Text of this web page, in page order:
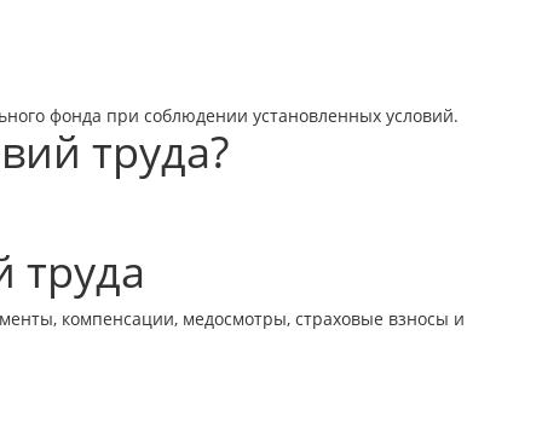
фонда при соблюдении установленных условий.
труда?
труда
компенсации, медосмотры, страховые взносы и